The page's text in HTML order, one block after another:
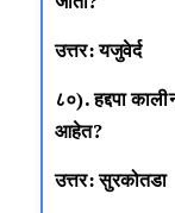
उत्तर: यजुवेर्द
८०). हद्दपा
आहेत?
उत्तर: सुरकोतडा